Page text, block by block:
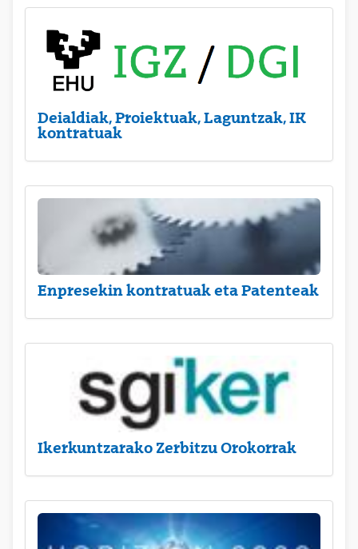
Deialdiak, Proiektuak, Laguntzak, IK
kontratuak
Enpresekin kontratuak eta Patenteak
Ikerkuntzarako Zerbitzu Orokorrak